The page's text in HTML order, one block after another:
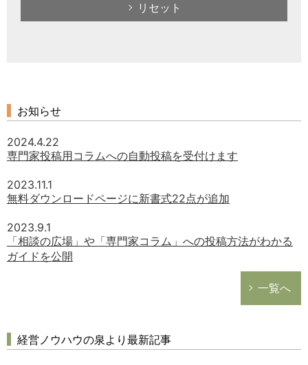
リセット
お知らせ
2024.4.22
専門家投稿用コラムへの自動投稿を受付けます
2023.11.1
無料ダウンロードページに新書式22点が追加
2023.9.1
「相談の広場」や「専門家コラム」への投稿方法がわかる
ガイドを公開
一覧へ
経営ノウハウの泉より最新記事